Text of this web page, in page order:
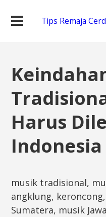
Tips Remaja
Harus
Indonesia
musik tradisional,
angklung,
Sumatera, musik Jawa